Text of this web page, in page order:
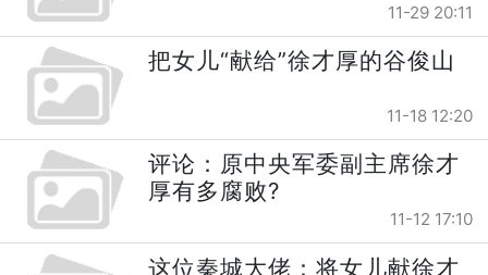
11-29 20:11
把女儿“献给”徐才厚的谷俊山
11-18 12:20
评论：原中央军委副主席徐才
厚有多腐败?
11-12 17:10
这位秦城大佬：将女儿献徐才